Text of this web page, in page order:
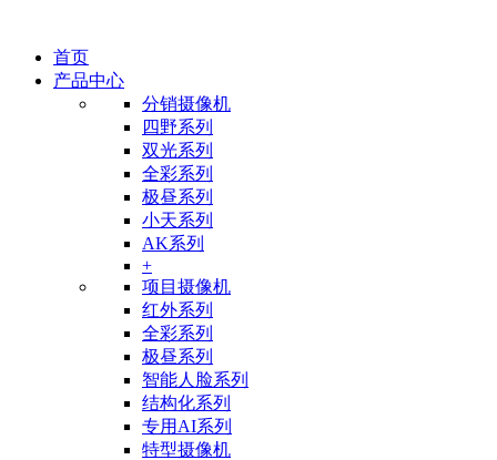
首页
产品中心
分销摄像机
四野系列
双光系列
全彩系列
极昼系列
小天系列
AK系列
+
项目摄像机
红外系列
全彩系列
极昼系列
智能人脸系列
结构化系列
专用AI系列
特型摄像机